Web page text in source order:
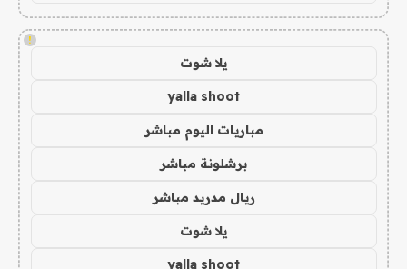
!
يلا شوت
yalla shoot
مباريات اليوم مباشر
برشلونة مباشر
ريال مدريد مباشر
يلا شوت
yalla shoot